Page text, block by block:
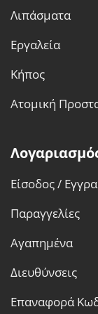
Λιπάσματα
Εργαλεία
Κήπος
Ατομική
Είσοδος /
Παραγγελίες
Αγαπημένα
Διευθύνσεις
Επαναφορά